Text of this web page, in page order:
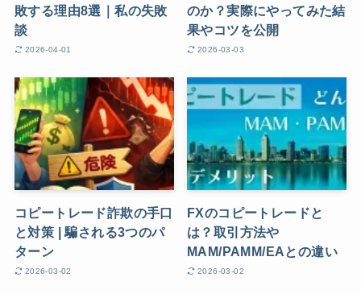
敗する理由8選｜私の失敗
談
2026-04-01
のか？実際にやってみた結
果やコツを公開
2026-03-03
コピートレード詐欺の手口
と対策 | 騙される3つのパ
ターン
2026-03-02
FXのコピートレードと
は？取引方法や
MAM/PAMM/EAとの違い
2026-03-02